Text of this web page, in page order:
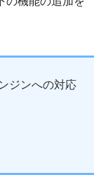
ジンへの対応